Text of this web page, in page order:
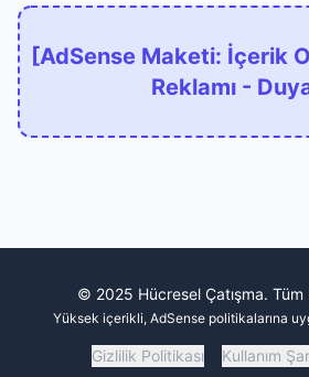
[AdSense Maketi: İçerik
Reklamı -
© 2025 Hücresel Çatışma. Tüm
Yüksek içerikli, AdSense politikalarına
Gizlilik Politikası Kullanım